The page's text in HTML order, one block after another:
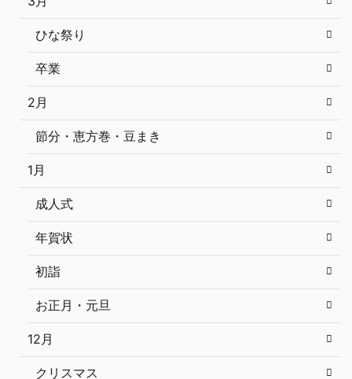
ひな祭り
卒業
2月
節分・恵方巻・豆まき
1月
成人式
年賀状
初詣
お正月・元旦
12月
クリスマス